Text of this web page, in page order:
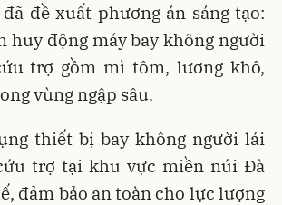
đề xuất phương án sáng tạo:
huy động máy bay không người
trợ gồm mì tôm, lương khô,
vùng ngập sâu.
thiết bị bay không người lái
trợ tại khu vực miền núi Đà
đảm bảo an toàn cho lực lượng